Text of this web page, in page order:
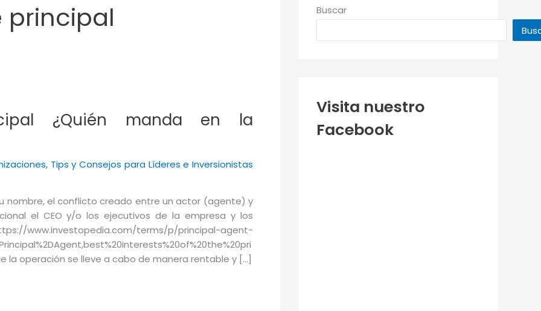
principal
¿Quién manda en la
, Tips y Consejos para Líderes e Inversionistas
nombre, el conflicto creado entre un actor (agente) y
el CEO y/o los ejecutivos de la empresa y los
terms/p/principal-agent-
la operación se lleve a cabo de manera rentable y […]
Buscar
Visita nuestro
Facebook